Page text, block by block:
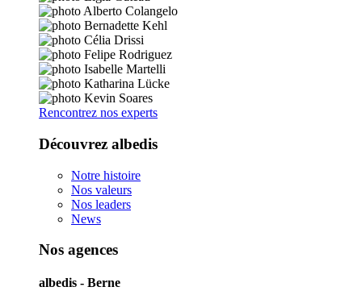
Rencontrez nos experts
Découvrez albedis
Notre histoire
Nos valeurs
Nos leaders
News
Nos agences
albedis - Berne